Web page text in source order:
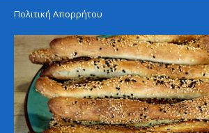
Πολιτική Απορρήτου